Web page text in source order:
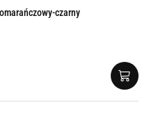
czarny